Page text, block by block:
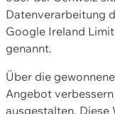
Datenverarbeitung
Google Ireland
genannt.
Über die
Angebot
ausgestalten.